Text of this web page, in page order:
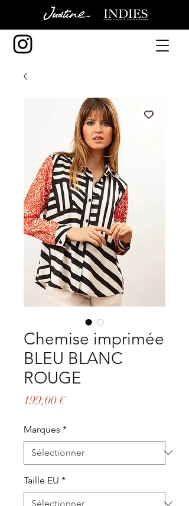
Chemise imprimée
BLEU BLANC
ROUGE
199,00 €Prix
Marques *
Taille EU *